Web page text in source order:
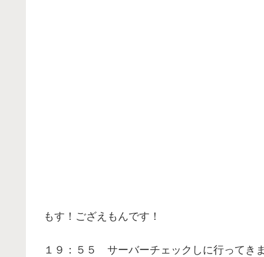
もす！ござえもんです！
１９：５５ サーバーチェックしに行ってき